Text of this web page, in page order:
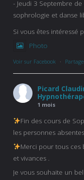
- Jeudi 3 Septembre
sophrologie et danse
Si vous êtes intéressé
Photo
Voir sur Facebook ·
Picard
1 mois
Fin des cours de
les personnes
Merci pour tous ces
et vivances .
Je vous souhaite un